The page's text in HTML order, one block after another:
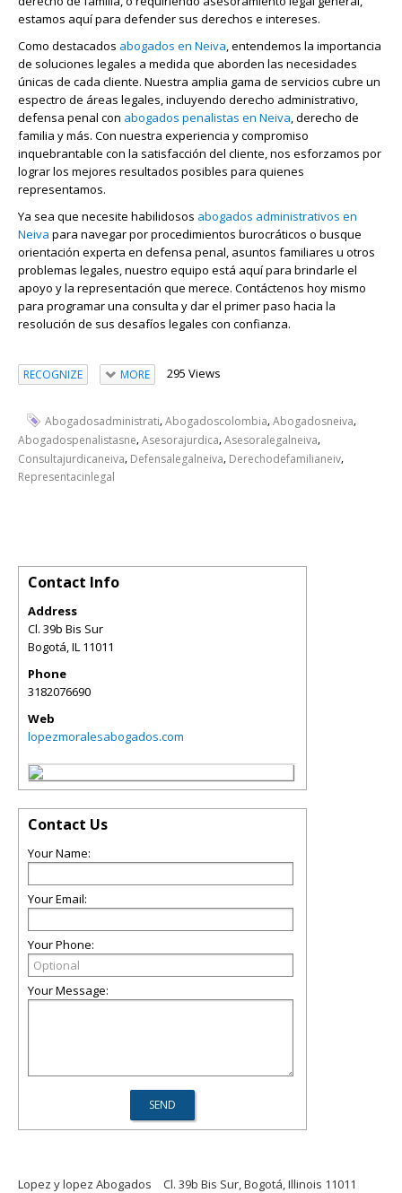
estamos aquí para defender sus derechos e intereses.
Como destacados abogados en Neiva, entendemos la importancia
de soluciones legales a medida que aborden las necesidades
únicas de cada cliente. Nuestra amplia gama de servicios cubre un
espectro de áreas legales, incluyendo derecho administrativo,
defensa penal con abogados penalistas en Neiva, derecho de
familia y más. Con nuestra experiencia y compromiso
inquebrantable con la satisfacción del cliente, nos esforzamos por
lograr los mejores resultados posibles para quienes
representamos.
Ya sea que necesite habilidosos abogados administrativos en
Neiva para navegar por procedimientos burocráticos o busque
orientación experta en defensa penal, asuntos familiares u otros
problemas legales, nuestro equipo está aquí para brindarle el
apoyo y la representación que merece. Contáctenos hoy mismo
para programar una consulta y dar el primer paso hacia la
resolución de sus desafíos legales con confianza.
RECOGNIZE MORE 295 Views
Abogadosadministrati,Abogadoscolombia,Abogadosneiva,
Abogadospenalistasne,Asesorajurdica,Asesoralegalneiva,
Consultajurdicaneiva, Defensalegalneiva, Derechodefamilianeiv,
Representacinlegal
Contact Info
Address
Cl. 39b Bis Sur
Bogotá,IL 11011
Phone
3182076690
Web
lopezmoralesabogados.com
Contact Us
Your Name:
Your Email:
Your Phone:
Your Message:
Lopez y lopez Abogados Cl. 39b Bis Sur, Bogotá, Illinois 11011